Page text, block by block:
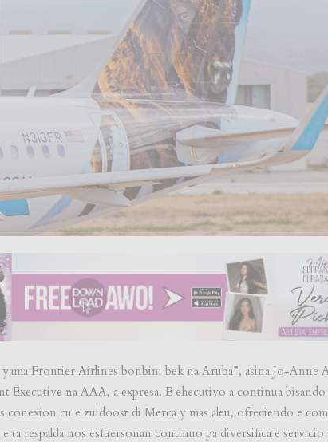
Frontier Airlines bonbini bek na Aruba”, asina Jo-Anne
Executive na AAA, a expresa. E ehecutivo a continua
conexion cu e zuidoost di Merca y mas aleu, ofreciendo e
e ta respalda nos esfuersonan continuo pa diversifica e servicio